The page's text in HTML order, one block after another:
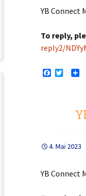
YB Connect
To reply,
reply2/
n
4. Mai 2023
YB Connect